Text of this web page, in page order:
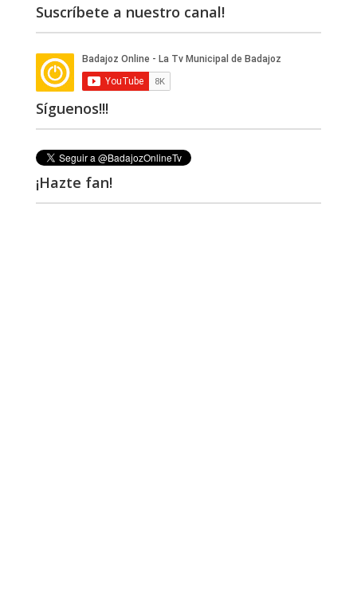
Suscríbete a nuestro canal!
Síguenos!!!
¡Hazte fan!